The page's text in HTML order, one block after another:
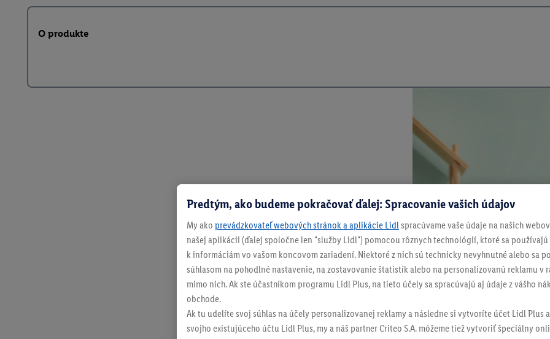
O produkte
Predtým, ako budeme pokračovať ďalej: Spracovanie vašich údajov
My ako prevádzkovateľ webových stránok a aplikácie Lidl spracúvame vaše údaje na našich
našej aplikácii (ďalej spoločne len "služby Lidl") pomocou rôznych technológií, ktoré sa
k informáciám vo vašom koncovom zariadení. Niektoré z nich sú technicky nevyhnutné alebo sa
súhlasom na pohodlné nastavenie, na zostavovanie štatistík alebo na personalizovanú reklamu v
mimo nich. Ak ste účastníkom programu Lidl Plus, na tieto účely sa spracúvajú aj údaje z vášho
obchode.
Ak tu udelíte svoj súhlas na účely personalizovanej reklamy a následne si vytvoríte účet Lidl Plus
svojho existujúceho účtu Lidl Plus, my a náš partner Criteo S.A. môžeme tiež vytvoriť špeciálny